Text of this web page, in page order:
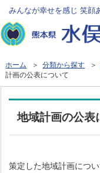
みんなが幸せを感じ 笑顔
ホーム ＞分類から探す ＞
計画の公表について
地域計画の公表
策定した地域計画につ